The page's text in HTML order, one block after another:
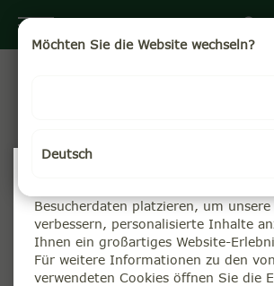
Möchten Sie die Website wechseln?
Deutsch
Darjeeling wächst an den Südhängen
Höhenlage, steile Hänge, intensive
Temperaturen prägen seinen feinen,
Charakter. Deshalb gilt Darjeeling als
den Tees.
Die Teekampagne ist der weltweit
Darjeeling-Tee. Die Konzentration auf
Sortiment, direkten Einkauf und
Besucherdaten platzieren, um unsere
verbessern, personalisierte Inhalte
Ihnen ein großartiges Website-
Für weitere Informationen zu den
verwendeten Cookies öffnen Sie die